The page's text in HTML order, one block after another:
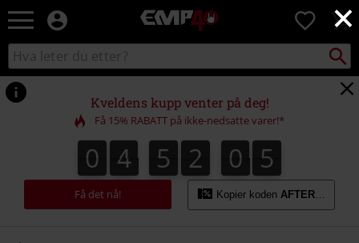
×
EMP
Musikk,
TV
gaming
merch
-
Alternativ
mote
0
Søk
i
katalogen
Søk
Kveldens kupp venter på deg!
Få 15% RABATT på ikke-nedsatte varer!*
0
0 4
4 5
5 2
2 0
0
0
0 3
4
3
5
4
Få det nå! Kopier koden AFTERWORK